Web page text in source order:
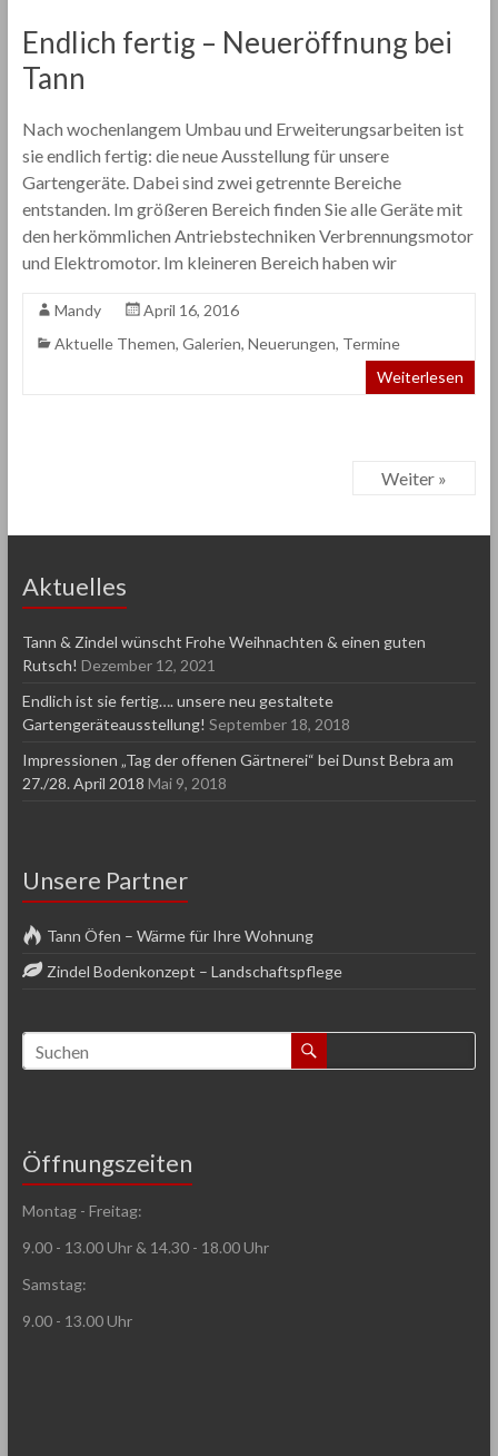
Endlich fertig – Neueröffnung bei
Tann
Nach wochenlangem Umbau und Erweiterungsarbeiten ist
sie endlich fertig: die neue Ausstellung für unsere
Gartengeräte. Dabei sind zwei getrennte Bereiche
entstanden. Im größeren Bereich finden Sie alle Geräte mit
den herkömmlichen Antriebstechniken Verbrennungsmotor
und Elektromotor. Im kleineren Bereich haben wir
Mandy
April 16, 2016
Aktuelle Themen, Galerien, Neuerungen, Termine
Weiterlesen
Weiter »
Aktuelles
Tann & Zindel wünscht Frohe Weihnachten & einen guten
Rutsch! Dezember 12, 2021
Endlich ist sie fertig…. unsere neu gestaltete
Gartengeräteausstellung! September 18, 2018
Impressionen „Tag der offenen Gärtnerei“ bei Dunst Bebra am
27./28. April 2018 Mai 9, 2018
Unsere Partner
Tann Öfen – Wärme für Ihre Wohnung
Zindel Bodenkonzept – Landschaftspflege
Öffnungszeiten
Montag - Freitag:
9.00 - 13.00 Uhr & 14.30 - 18.00 Uhr
Samstag:
9.00 - 13.00 Uhr